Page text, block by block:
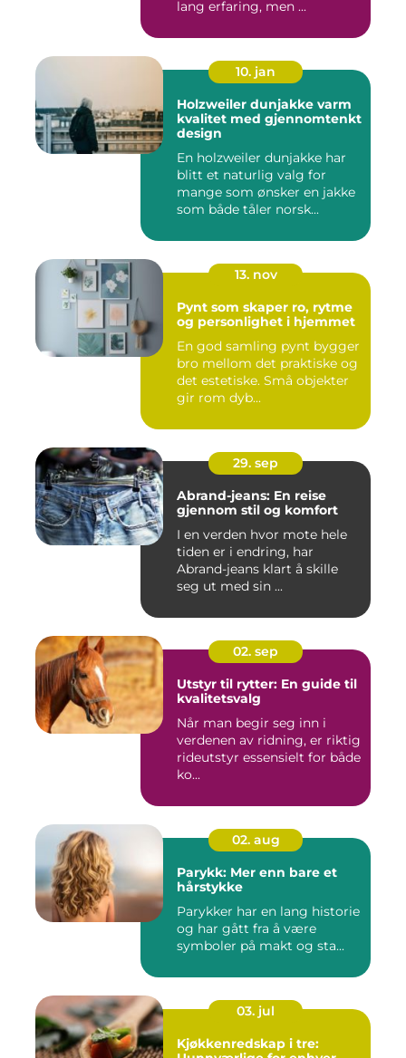
lang erfaring, men ...
10. jan
Holzweiler dunjakke varm
kvalitet med gjennomtenkt
design
En holzweiler dunjakke har
blitt et naturlig valg for
mange som ønsker en jakke
som både tåler norsk...
13. nov
Pynt som skaper ro, rytme
og personlighet i hjemmet
En god samling pynt bygger
bro mellom det praktiske og
det estetiske. Små objekter
gir rom dyb...
29. sep
Abrand-jeans: En reise
gjennom stil og komfort
I en verden hvor mote hele
tiden er i endring, har
Abrand-jeans klart å skille
seg ut med sin ...
02. sep
Utstyr til rytter: En guide til
kvalitetsvalg
Når man begir seg inn i
verdenen av ridning, er riktig
rideutstyr essensielt for både
ko...
02. aug
Parykk: Mer enn bare et
hårstykke
Parykker har en lang historie
og har gått fra å være
symboler på makt og sta...
03. jul
Kjøkkenredskap i tre: